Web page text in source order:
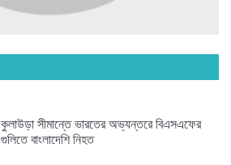
কুলাউড়া সীমান্তে ভারতের অভ্যন্তরে বিএসএফের
গুলিতে বাংলাদেশি নিহত